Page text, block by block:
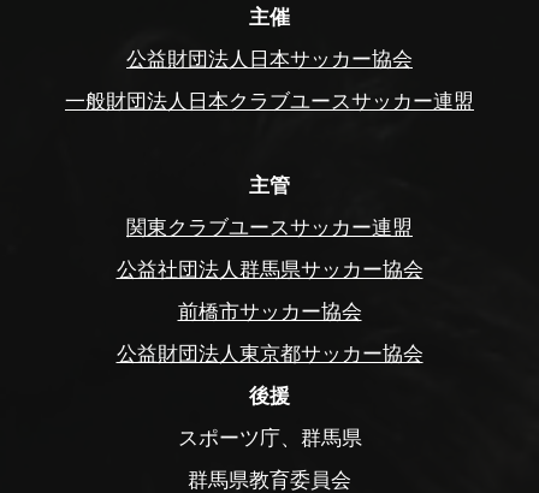
主催
公益財団法人日本サッカー協会
一般財団法人日本クラブユースサッカー連盟
主管
関東クラブユースサッカー連盟
公益社団法人群馬県サッカー協会
前橋市サッカー協会
公益財団法人東京都サッカー協会
後援
スポーツ庁、群馬県
群馬県教育委員会